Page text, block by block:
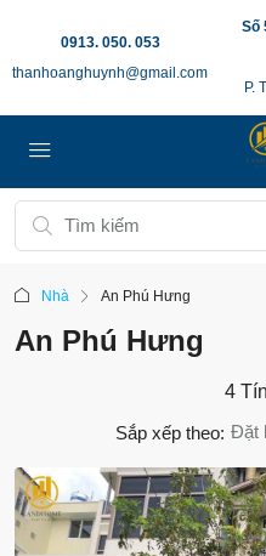
0913. 050. 053
thanhoanghuynh@gmail.com
Số
P.
Nhà An Phú Hưng
An Phú Hưng
4
Sắp xếp theo: Đặt